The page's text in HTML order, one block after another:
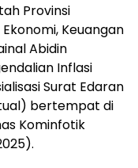
Provinsi
Keuangan
Abidin
Inflasi
Surat Edaran
bertempat di
Kominfotik